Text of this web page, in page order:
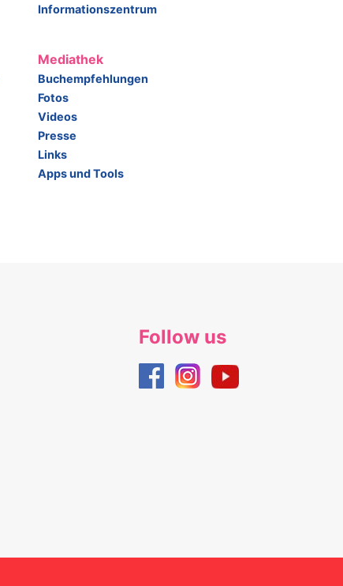
Informationszentrum
Mediathek
Buchempfehlungen
Fotos
Videos
Presse
Links
Apps und Tools
Follow us